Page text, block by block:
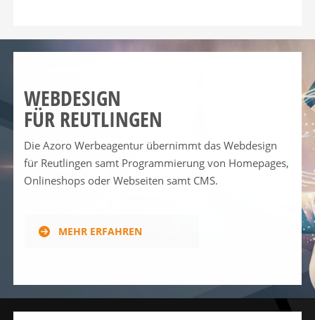
WEBDESIGN
FÜR REUTLINGEN
Die Azoro Werbeagentur übernimmt das Webdesign
für Reutlingen samt Programmierung von Homepages,
Onlineshops oder Webseiten samt CMS.
MEHR ERFAHREN